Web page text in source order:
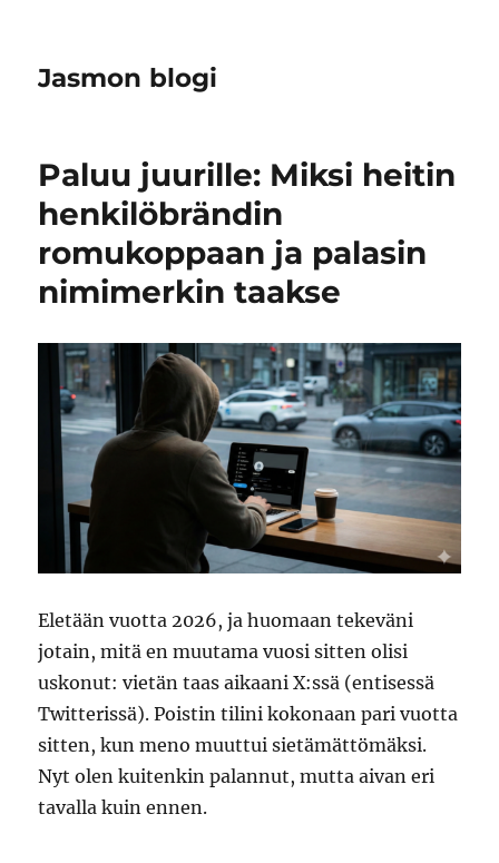
Jasmon blogi
Paluu juurille: Miksi heitin
henkilöbrändin
romukoppaan ja palasin
nimimerkin taakse
Eletään vuotta 2026, ja huomaan tekeväni
jotain, mitä en muutama vuosi sitten olisi
uskonut: vietän taas aikaani X:ssä (entisessä
Twitterissä). Poistin tilini kokonaan pari vuotta
sitten, kun meno muuttui sietämättömäksi.
Nyt olen kuitenkin palannut, mutta aivan eri
tavalla kuin ennen.